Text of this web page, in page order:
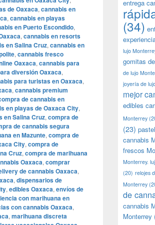
de Oaxaca, cannabis en
, cannabis en playas
en Puerto Escondido,
, cannabis en resorts
en Salina Cruz, cannabis en
, cannabis fresco
Oaxaca, cannabis para
diversión Oaxaca,
para turistas en Oaxaca,
, cannabis premium
de cannabis en
en playas de Oaxaca City,
en Salina Cruz, compra de
de cannabis segura
en Mazunte, compra de
City, compra de
Cruz, compra de marihuana
Oaxaca, comprar
de cannabis Oaxaca,
, dispensarios de
, edibles Oaxaca, envíos de
con marihuana en
con cannabis Oaxaca,
, marihuana discreta
entrega
(34)
lujo
gomitas
de lujo
joyería de
mejor
edibles
Monterrey
(23)
cannabis
frescos
Monterrey.
(20) relojes
Monterrey
de
cannabis
Monterrey